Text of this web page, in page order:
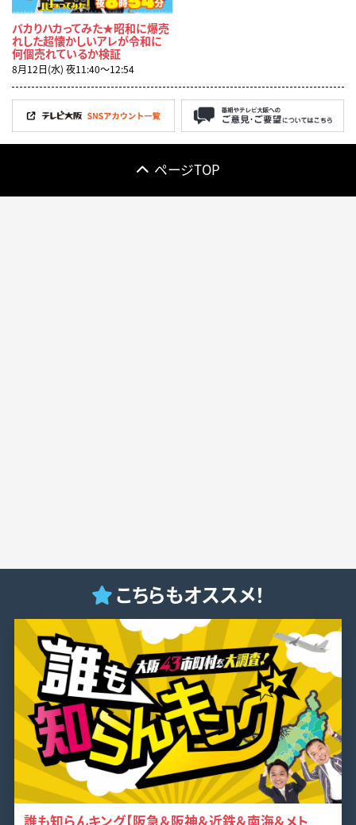
バカりハカってみた★昭和に爆売
れした超懐かしいアレが令和に
何個売れているか検証
8月12日(水) 夜11:40〜12:54
ページTOP
こちらもオススメ！
誰も知らんキング【阪急＆阪神＆近鉄＆南海＆メト